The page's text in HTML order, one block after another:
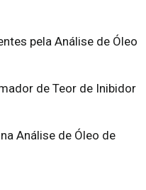
pela Análise de Óleo
de Teor de Inibidor
Análise de Óleo de